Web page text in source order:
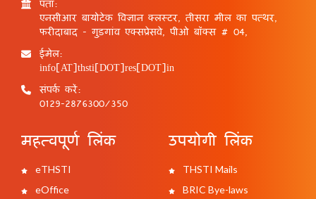
एनसीआर बायोटेक विज्ञान क्लस्टर, तीसरा मील का पत्थर,
फरीदाबाद - गुड़गांव एक्सप्रेसवे, पीओ बॉक्स # 04,
ईमेल:
info[AT]thsti[DOT]res[DOT]in
संपर्क करें:
0129-2876300/350
महत्वपूर्ण लिंक
eTHSTI
eOffice
उपयोगी लिंक
THSTI Mails
BRIC Bye-laws